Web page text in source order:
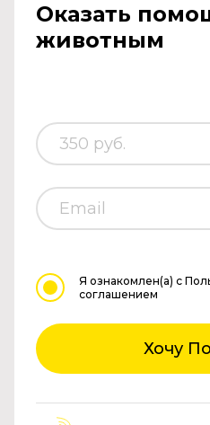
Оказать
животным
Я ознакомлен(а) с
соглашением
Хочу